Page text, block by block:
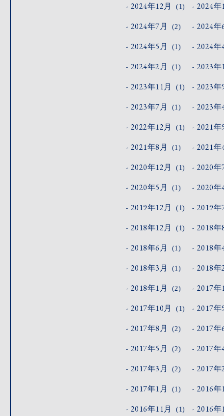
2024年12月 (1) 2024年
2024年7月 (2) 2024年
2024年5月 (1) 2024年
2024年2月 (1) 2023年
2023年11月 (1) 2023年
2023年7月 (1) 2023年
2022年12月 (1) 2021年
2021年8月 (1) 2021年
2020年12月 (1) 2020年
2020年5月 (1) 2020年
2019年12月 (1) 2019年
2018年12月 (1) 2018年
2018年6月 (1) 2018年
2018年3月 (1) 2018年
2018年1月 (2) 2017年
2017年10月 (1) 2017年
2017年8月 (2) 2017年
2017年5月 (2) 2017年
2017年3月 (2) 2017年
2017年1月 (1) 2016年
2016年11月 (1) 2016年